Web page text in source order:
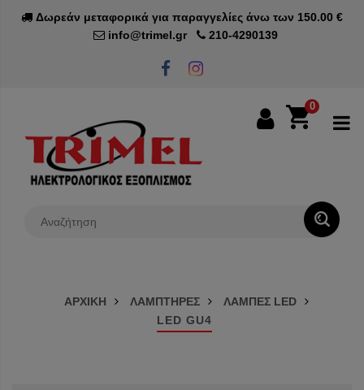
Δωρεάν μεταφορικά για παραγγελίες άνω των 150.00 €
info@trimel.gr
210-4290139
0
ΑΡΧΙΚΗ ΛΑΜΠΤΗΡΕΣ
ΛΑΜΠΕΣ LED
LED GU4